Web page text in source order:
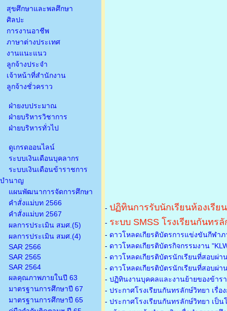
สุขศึกษาและพลศึกษา
ศิลปะ
การงานอาชีพ
ภาษาต่างประเทศ
งานแนะแนว
ลูกจ้างประจำ
เจ้าหน้าที่สำนักงาน
ลูกจ้างชั่วคราว
ฝ่ายงบประมาณ
ฝ่ายบริหารวิชาการ
ฝ่ายบริหารทั่วไป
ดูเกรดออนไลน์
ระบบเงินเดือนบุคลากร
ระบบเงินเดือนข้าราชการ
บำนาญ
แผนพัฒนาการจัดการศึกษา
คำสั่งแม่บท 2566
คำสั่งแม่บท 2567
ผลการประเมิน สมศ.(5)
ผลการประเมิน สมศ.(4)
SAR 2566
SAR 2565
SAR 2564
ผลคุณภาพภายในปี 63
มาตรฐานการศึกษาปี 67
มาตรฐานการศึกษาปี 65
- ปฏิทินการรับนักเรียนห้องเรีย
- ระบบ SMSS โรงเรียนกันทร
- ดาวโหลดเกียรติบัตรการแข่งขันกีฬา
- ดาวโหลดเกียรติบัตรกิจกรรมงาน
- ดาวโหลดเกียรติบัตรนักเรียนที่สอบผ่
- ดาวโหลดเกียรติบัตรนักเรียนที่สอบผ่
- ปฏิทินงานบุคคลและงานย้ายของข้าร
- ประกาศโรงเรียนกันทรลักษ์วิทยา เรื่
- ประกาศโรงเรียนกันทรลักษ์วิทยา เป็